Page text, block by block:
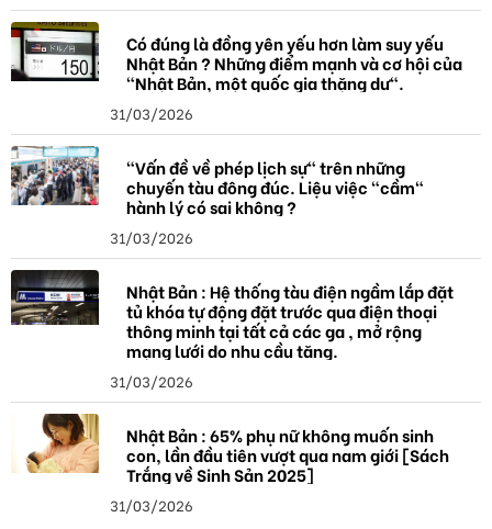
Có đúng là đồng yên yếu hơn làm suy yếu
Nhật Bản ? Những điểm mạnh và cơ hội của
"Nhật Bản, một quốc gia thặng dư".
31/03/2026
"Vấn đề về phép lịch sự" trên những
chuyến tàu đông đúc. Liệu việc "cầm"
hành lý có sai không ?
31/03/2026
Nhật Bản : Hệ thống tàu điện ngầm lắp đặt
tủ khóa tự động đặt trước qua điện thoại
thông minh tại tất cả các ga , mở rộng
mạng lưới do nhu cầu tăng.
31/03/2026
Nhật Bản : 65% phụ nữ không muốn sinh
con, lần đầu tiên vượt qua nam giới [Sách
Trắng về Sinh Sản 2025]
31/03/2026